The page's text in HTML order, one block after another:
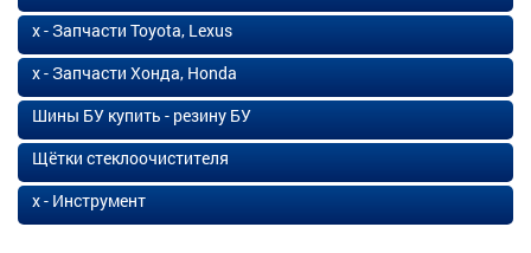
х - Запчасти Toyota, Lexus
х - Запчасти Хонда, Honda
Шины БУ купить - резину БУ
Щётки стеклоочистителя
х - Инструмент